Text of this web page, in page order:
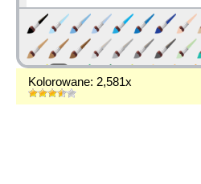
Kolorowane: 2,581x